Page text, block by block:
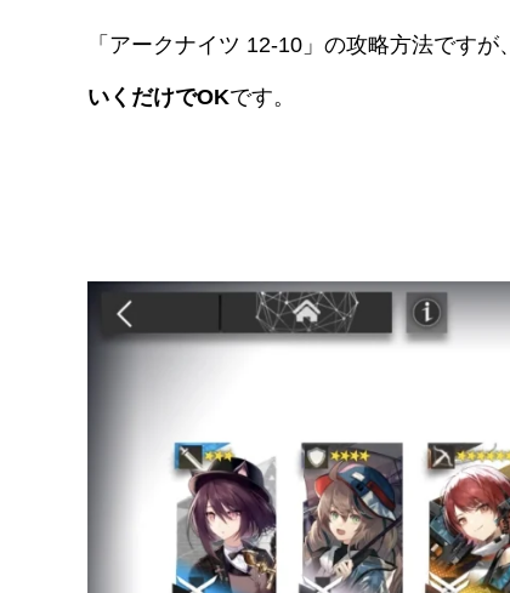
「アークナイツ 12-10」の攻略方法ですが、
いくだけでOKです。